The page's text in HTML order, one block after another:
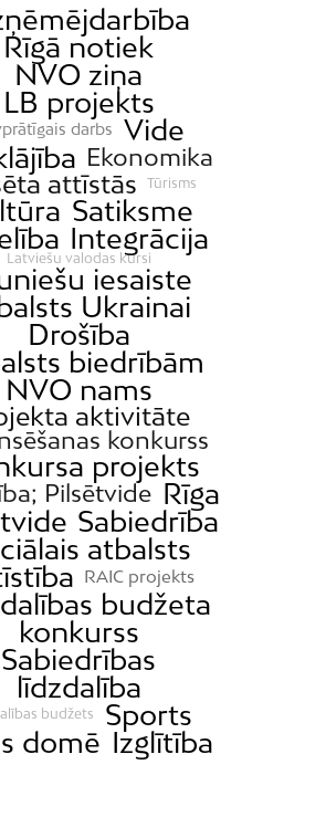
Rīgā notiek
NVO ziņa
LB projekts
darbs
Vide
Ekonomika
attīstās Tūrisms
Satiksme
Integrācija
Latviešu valodas kursi
iesaiste
Ukrainai
Drošība
biedrībām
NVO nams
aktivitāte
konkurss
projekts
Pilsētvide Rīga
Sabiedrība
atbalsts
RAIC projekts
budžeta
konkurss
Sabiedrības
līdzdalība
budžets
Sports
domē Izglītība